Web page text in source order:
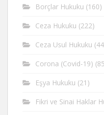
Borçlar Hukuku (160)
Ceza Hukuku (222)
Ceza Usul Hukuku
Corona (Covid-19)
Eşya Hukuku (21)
Fikri ve Sinai Haklar